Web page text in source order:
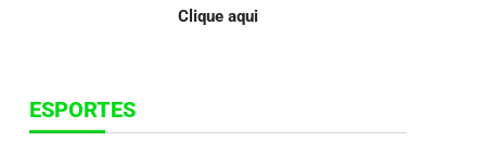
Clique aqui
ESPORTES